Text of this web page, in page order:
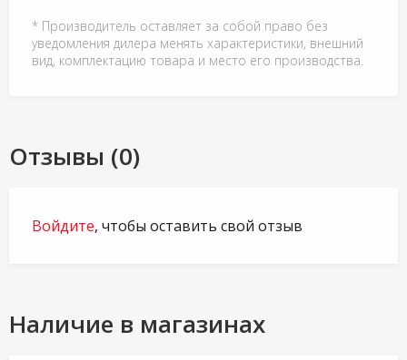
* Производитель оставляет за собой право без
уведомления дилера менять характеристики, внешний
вид, комплектацию товара и место его производства.
Отзывы (0)
Войдите, чтобы оставить свой отзыв
Наличие в магазинах